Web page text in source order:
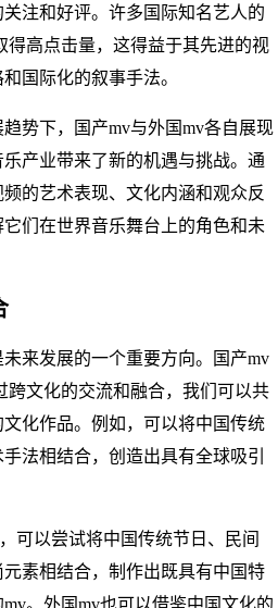
注和好评。许多国际知名艺人的
得高点击量，这得益于其先进的视
国际化的叙事手法。
势下，国产mv与外国mv各自展现
产业带来了新的机遇与挑战。通
的艺术表现、文化内涵和观众反
们在世界音乐舞台上的角色和未
来发展的一个重要方向。国产mv
跨文化的交流和融合，我们可以共
化作品。例如，可以将中国传统
法相结合，创造出具有全球吸引
可以尝试将中国传统节日、民间
素相结合，制作出既具有中国特
。外国mv也可以借鉴中国文化的